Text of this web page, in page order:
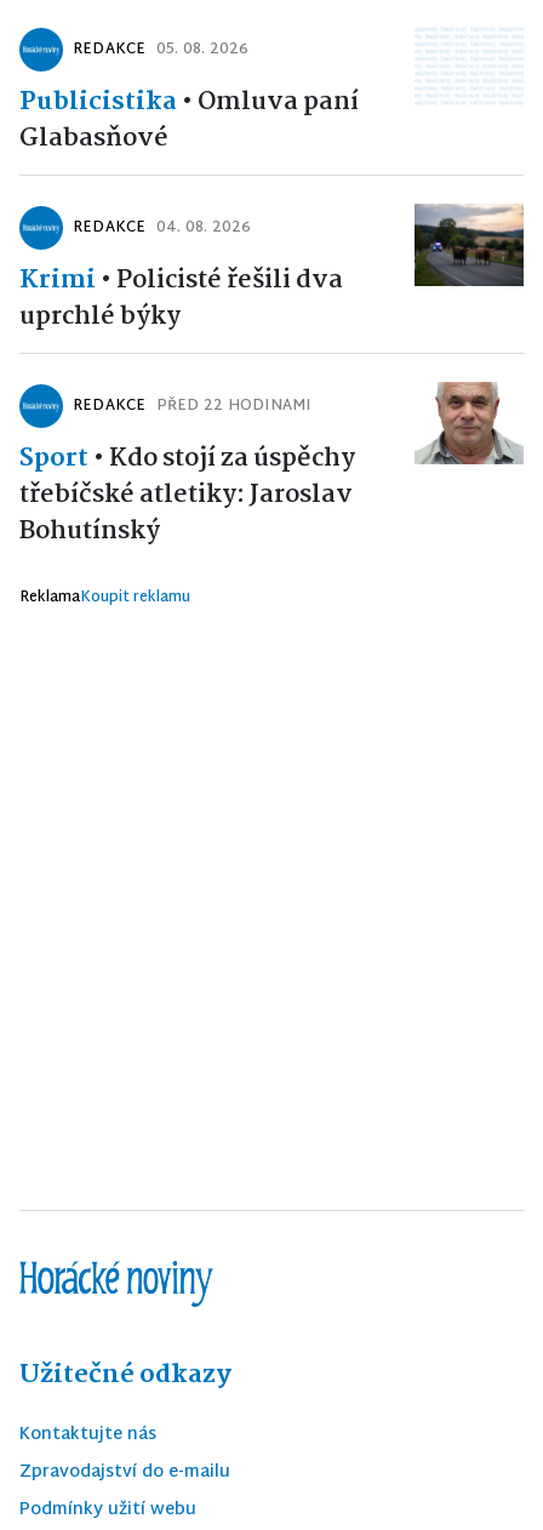
REDAKCE 05. 08. 2026
Publicistika• Omluva paní
Glabasňové
REDAKCE 04. 08. 2026
Krimi • Policisté řešili dva
uprchlé býky
REDAKCE PŘED 22 HODINAMI
Sport • Kdo stojí za úspěchy
třebíčské atletiky: Jaroslav
Bohutínský
ReklamaKoupit reklamu
Užitečné odkazy
Kontaktujte nás
Zpravodajství do e-mailu
Podmínky užití webu